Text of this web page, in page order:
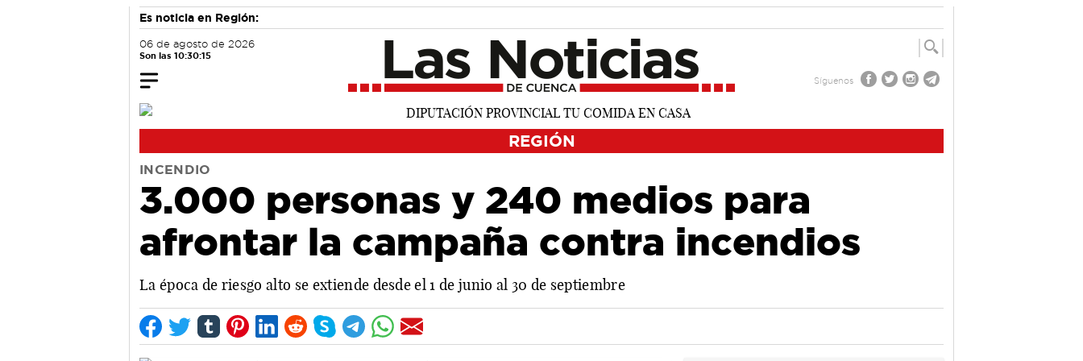
Es noticia en Región:
06 de agosto de 2026
Son las 10:30:15
Síguenos
REGIÓN
INCENDIO
3.000 personas y 240 medios para
afrontar la campaña contra incendios
La época de riesgo alto se extiende desde el 1 de junio al 30 de septiembre